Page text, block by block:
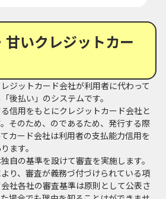
いクレジットカー
ジットカード会社が利用者に代わって
後払い」のシステムです。
信用をもとにクレジットカード会社と
そのため、のであるため、発行する際
カード会社は利用者の支払能力信用を
ます。
自の基準を設けて審査を実施します。
り、審査が義務づ付づけられている項
社各社の審査基準は原則として公表さ